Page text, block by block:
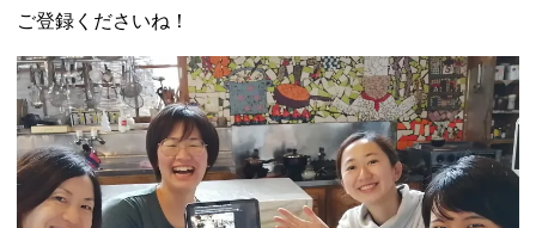
ご登録くださいね！